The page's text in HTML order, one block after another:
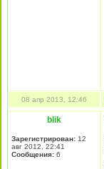
08 апр 2013, 12:46
blik
Зарегистрирован: 12
авг 2012, 22:41
Сообщения: 6